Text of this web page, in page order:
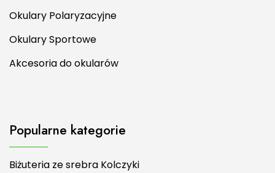
Okulary Polaryzacyjne
Okulary Sportowe
Akcesoria do okularów
Popularne kategorie
Biżuteria ze srebra Kolczyki